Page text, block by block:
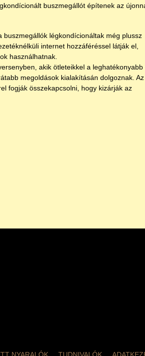
buszmegállót építenek az
légkondícionáltak még plussz
internet hozzáféréssel látják el,
használhatnak.
akik ötleteikkel a leghatékonyabb
megoldások kialakításán dolgoznak. Az
fogják összekapcsolni, hogy kizárják az